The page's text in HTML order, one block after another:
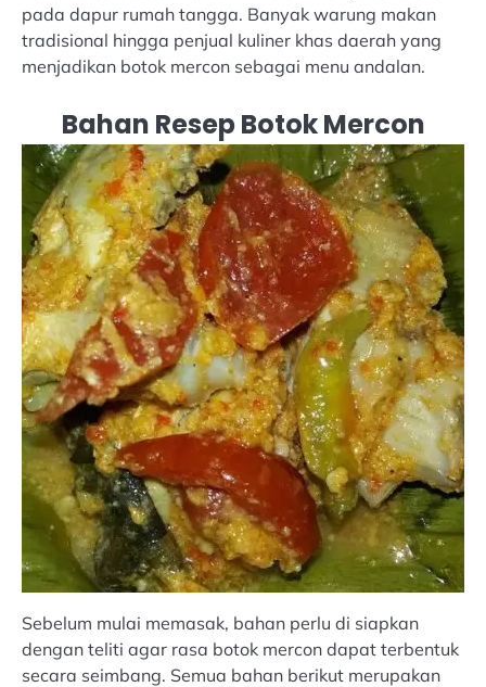
pada dapur rumah tangga. Banyak warung makan
tradisional hingga penjual kuliner khas daerah yang
menjadikan botok mercon sebagai menu andalan.
Bahan Resep Botok Mercon
Sebelum mulai memasak, bahan perlu di siapkan
dengan teliti agar rasa botok mercon dapat terbentuk
secara seimbang. Semua bahan berikut merupakan